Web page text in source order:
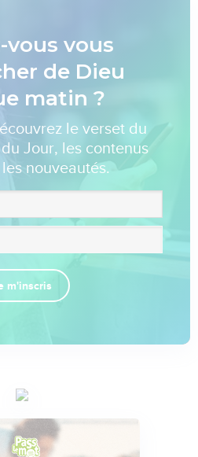
vous vous
de Dieu
matin ?
le verset du
Jour, les contenus
nouveautés.
m'inscris